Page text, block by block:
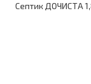
Септик ДОЧИСТА